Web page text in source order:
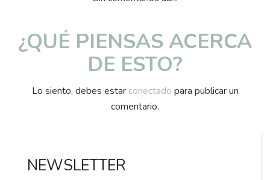
¿QUÉ PIENSAS ACERCA
DE ESTO?
Lo siento, debes estar conectado para publicar un
comentario.
NEWSLETTER